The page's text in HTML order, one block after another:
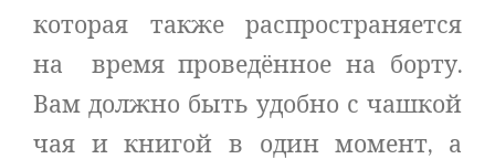
которая также распространяется
на время проведённое на борту.
Вам должно быть удобно с чашкой
чая и книгой в один момент, а